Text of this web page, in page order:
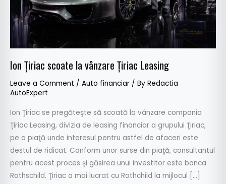
Ion Țiriac scoate la vânzare Ţiriac Leasing
Leave a Comment / Auto financiar / By Redactia
AutoExpert
Ion Ţiriac se pregăteşte să scoată la vânzare compania
Ţiriac Leasing, divizia de leasing financiar a grupului Ţiriac,
pe o piaţă unde interesul pentru astfel de afaceri este
destul de ridicat. Conform unor surse din piaţă, consultantul
pentru acest proces şi găsirea unui investitor este banca
Rothschild. Ţiriac a mai lucrat cu Rothchild la mijlocul […]